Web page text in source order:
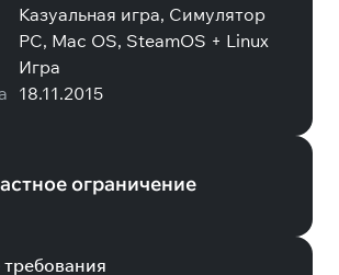
Казуальная игра, Симулятор
PC, Mac OS, SteamOS + Linux
Игра
18.11.2015
ограничение